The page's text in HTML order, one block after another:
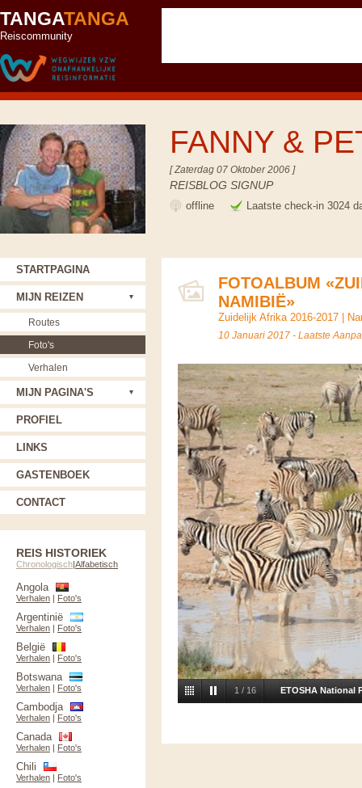
TANGATANGA
Reiscommunity
FANNY &
[ Zaterdag 07 Oktober 2006 ]
REISBLOG SIGNUP
offline Laatste check-in 3024
FOTOALBUM
NAMIBIË»
Zuidelijk Afrika 2016-2017
10 Januari 2017 - Laatste
1 / 16 ETOSHA National
STARTPAGINA
MIJN REIZEN
Routes
Foto's
Verhalen
MIJN PAGINA'S
PROFIEL
LINKS
GASTENBOEK
CONTACT
REIS HISTORIEK
Chronologisch|Alfabetisch
Angola
Verhalen | Foto's
Argentinië
Verhalen | Foto's
België
Verhalen | Foto's
Botswana
Verhalen | Foto's
Cambodja
Verhalen | Foto's
Canada
Verhalen | Foto's
Chili
Verhalen | Foto's